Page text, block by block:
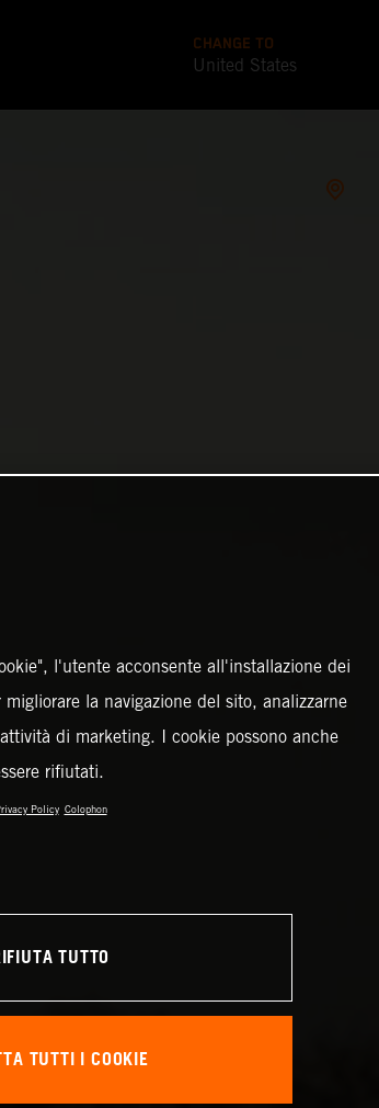
CHANGE TO
United States
l'utente acconsente all'installazione dei
la navigazione del sito, analizzarne
di marketing. I cookie possono anche
rifiutati.
Policy Colophon
TUTTO
TUTTI I COOKIE